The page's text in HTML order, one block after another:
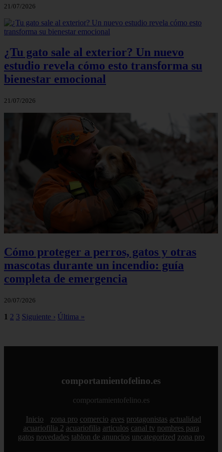
21/07/2026
¿Tu gato sale al exterior? Un nuevo
estudio revela cómo esto transforma su
bienestar emocional
21/07/2026
Cómo proteger a perros, gatos y otras
mascotas durante un incendio: guía
completa de emergencia
20/07/2026
1 2 3 Siguiente › Última »
comportamientofelino.es
comportamientofelino.es
Inicio zona pro comercio aves protagonistas actualidad
acuariofilia 2 acuariofilia articulos canal tv nombres para
gatos novedades tablon de anuncios uncategorized zona pro